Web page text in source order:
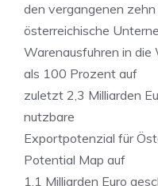
den vergangenen
österreichische
Warenausfuhren in
als 100 Prozent auf
zuletzt 2,3 Milliarden
nutzbare
Exportpotenzial für
Potential Map auf
1,1 Milliarden Euro